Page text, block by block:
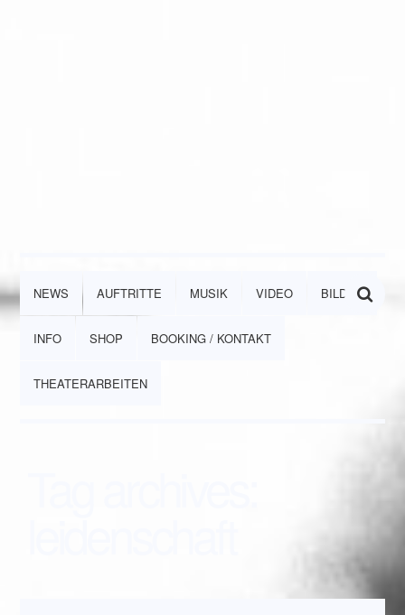
NEWS AUFTRITTE MUSIK VIDEO BILDER
INFO SHOP BOOKING / KONTAKT
THEATERARBEITEN